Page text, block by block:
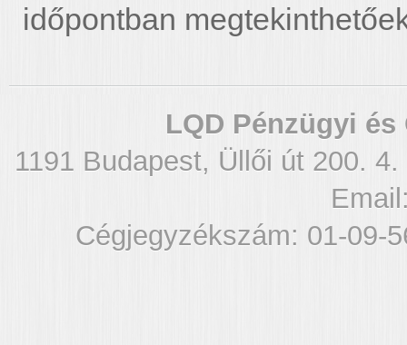
időpontban
LQD Pénzügyi
1191 Budapest, Üllői út 200.
Cégjegyzékszám: 01-09-